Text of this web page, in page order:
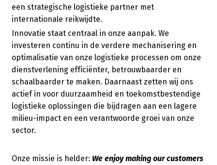
een strategische logistieke partner met
internationale reikwijdte.
Innovatie staat centraal in onze aanpak. We
investeren continu in de verdere mechanisering en
optimalisatie van onze logistieke processen om onze
dienstverlening efficiënter, betrouwbaarder en
schaalbaarder te maken. Daarnaast zetten wij ons
actief in voor duurzaamheid en toekomstbestendige
logistieke oplossingen die bijdragen aan een lagere
milieu-impact en een verantwoorde groei van onze
sector.
Onze missie is helder: We enjoy making our customers